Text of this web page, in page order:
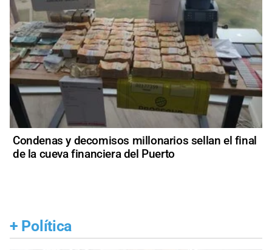
Condenas y decomisos millonarios sellan el final
de la cueva financiera del Puerto
+ Política